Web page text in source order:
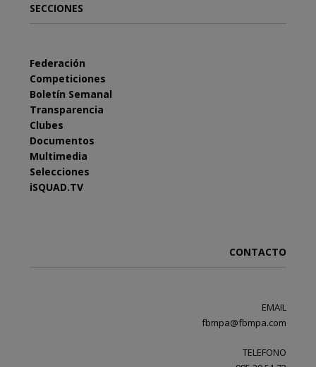
SECCIONES
Federación
Competiciones
Boletín Semanal
Transparencia
Clubes
Documentos
Multimedia
Selecciones
iSQUAD.TV
CONTACTO
EMAIL
fbmpa@fbmpa.com
TELEFONO